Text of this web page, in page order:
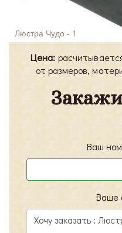
Люстра Чудо - 1
Цена:
от размеров,
Ваш
Ваше